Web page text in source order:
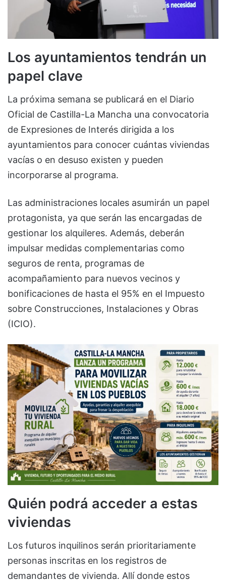
Los ayuntamientos tendrán un
papel clave
La próxima semana se publicará en el Diario
Oficial de Castilla-La Mancha una convocatoria
de Expresiones de Interés dirigida a los
ayuntamientos para conocer cuántas viviendas
vacías o en desuso existen y pueden
incorporarse al programa.
Las administraciones locales asumirán un papel
protagonista, ya que serán las encargadas de
gestionar los alquileres. Además, deberán
impulsar medidas complementarias como
seguros de renta, programas de
acompañamiento para nuevos vecinos y
bonificaciones de hasta el 95% en el Impuesto
sobre Construcciones, Instalaciones y Obras
(ICIO).
Quién podrá acceder a estas
viviendas
Los futuros inquilinos serán prioritariamente
personas inscritas en los registros de
demandantes de vivienda. Allí donde estos